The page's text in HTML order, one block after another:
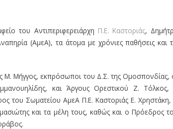
του Αντιπεριφερειάρχη Π.Ε. Καστοριάς,
(ΑμεΑ), τα άτομα με χρόνιες παθήσεις και
Μ. Μήγγος, εκπρόσωποι του Δ.Σ. της Ομοσπονδίας,
και Άργους Ορεστικού Ζ. Τόλκος,
του Σωματείου ΑμεΑ Π.Ε. Καστοριάς Ε.
και τα μέλη τους, καθώς και ο Πρόεδρος